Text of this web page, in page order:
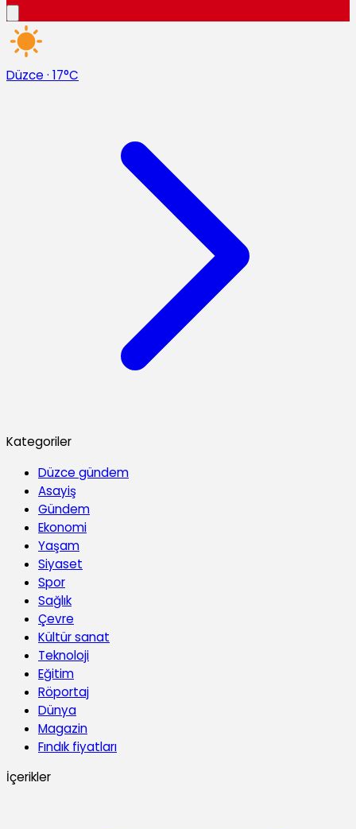
Düzce · 17°C
Kategoriler
Düzce gündem
Asayiş
Gündem
Ekonomi
Yaşam
Siyaset
Spor
Sağlık
Çevre
Kültür sanat
Teknoloji
Eğitim
Röportaj
Dünya
Magazin
Fındık fiyatları
İçerikler